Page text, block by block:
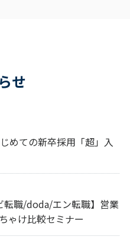
せ
ての新卒採用「超」入
職/doda/エン転職】営業
ゃけ比較セミナー